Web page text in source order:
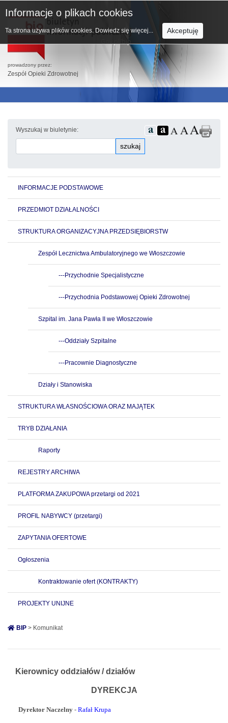
prowadzony przez:
Zespół Opieki Zdrowotnej
Wyszukaj w biuletynie:
szukaj
INFORMACJE PODSTAWOWE
PRZEDMIOT DZIAŁALNOŚCI
STRUKTURA ORGANIZACYJNA PRZEDSIĘBIORSTW
Zespół Lecznictwa Ambulatoryjnego we Włoszczowie
---Przychodnie Specjalistyczne
---Przychodnia Podstawowej Opieki Zdrowotnej
Szpital im. Jana Pawła II we Włoszczowie
---Oddziały Szpitalne
---Pracownie Diagnostyczne
Działy i Stanowiska
STRUKTURA WŁASNOŚCIOWA ORAZ MAJĄTEK
TRYB DZIAŁANIA
Raporty
REJESTRY ARCHIWA
PLATFORMA ZAKUPOWA przetargi od 2021
PROFIL NABYWCY (przetargi)
ZAPYTANIA OFERTOWE
Ogłoszenia
Kontraktowanie ofert (KONTRAKTY)
PROJEKTY UNIJNE
BIP > Komunikat
Kierownicy oddziałów / działów
DYREKCJA
Dyrektor Naczelny - Rafał Krupa
Informacje o plikach cookies
Ta strona używa plików cookies. Dowiedz się więcej... Akceptuję